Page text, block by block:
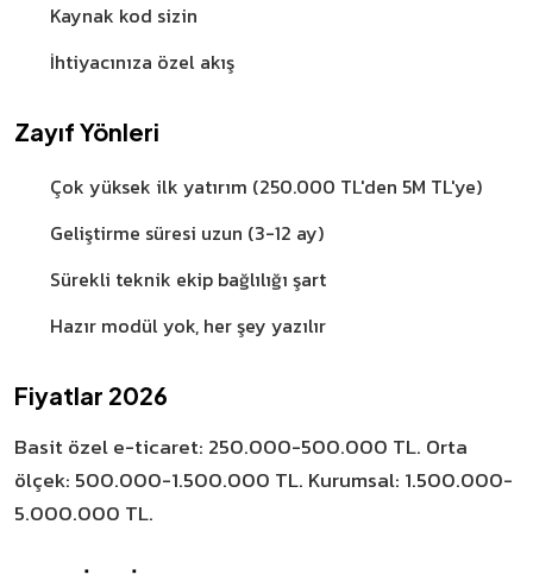
Kaynak kod sizin
İhtiyacınıza özel akış
Zayıf Yönleri
Çok yüksek ilk yatırım (250.000 TL'den 5M TL'ye)
Geliştirme süresi uzun (3-12 ay)
Sürekli teknik ekip bağlılığı şart
Hazır modül yok, her şey yazılır
Fiyatlar 2026
Basit özel e-ticaret: 250.000-500.000 TL. Orta
ölçek: 500.000-1.500.000 TL. Kurumsal: 1.500.000-
5.000.000 TL.